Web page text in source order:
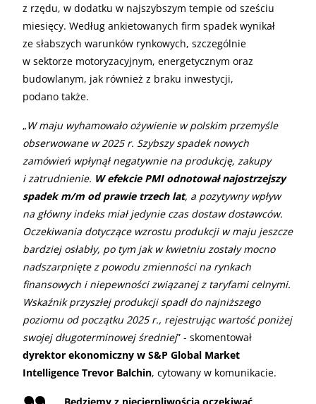
z rzędu, w dodatku w najszybszym tempie od sześciu
miesięcy. Według ankietowanych firm spadek wynikał
ze słabszych warunków rynkowych, szczególnie
w sektorze motoryzacyjnym, energetycznym oraz
budowlanym, jak również z braku inwestycji,
podano także.
„W maju wyhamowało ożywienie w polskim przemyśle
obserwowane w 2025 r. Szybszy spadek nowych
zamówień wpłynął negatywnie na produkcję, zakupy
i zatrudnienie. W efekcie PMI odnotował najostrzejszy
spadek m/m od prawie trzech lat, a pozytywny wpływ
na główny indeks miał jedynie czas dostaw dostawców.
Oczekiwania dotyczące wzrostu produkcji w maju jeszcze
bardziej osłabły, po tym jak w kwietniu zostały mocno
nadszarpnięte z powodu zmienności na rynkach
finansowych i niepewności związanej z taryfami celnymi.
Wskaźnik przyszłej produkcji spadł do najniższego
poziomu od początku 2025 r., rejestrując wartość poniżej
swojej długoterminowej średniej” - skomentował
dyrektor ekonomiczny w S&P Global Market
Intelligence Trevor Balchin, cytowany w komunikacie.